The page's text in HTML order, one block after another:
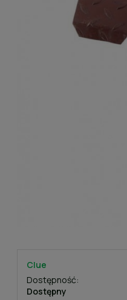
Clue
Dostępność:
Dostępny